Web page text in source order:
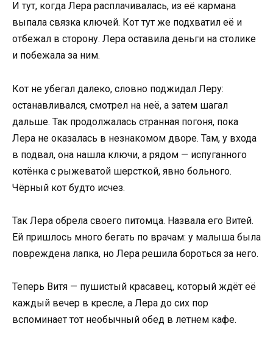
И тут, когда Лера расплачивалась, из её кармана
выпала связка ключей. Кот тут же подхватил её и
отбежал в сторону. Лера оставила деньги на столике
и побежала за ним.
Кот не убегал далеко, словно поджидал Леру:
останавливался, смотрел на неё, а затем шагал
дальше. Так продолжалась странная погоня, пока
Лера не оказалась в незнакомом дворе. Там, у входа
в подвал, она нашла ключи, а рядом — испуганного
котёнка с рыжеватой шерсткой, явно больного.
Чёрный кот будто исчез.
Так Лера обрела своего питомца. Назвала его Витей.
Ей пришлось много бегать по врачам: у малыша была
повреждена лапка, но Лера решила бороться за него.
Теперь Витя — пушистый красавец, который ждёт её
каждый вечер в кресле, а Лера до сих пор
вспоминает тот необычный обед в летнем кафе.